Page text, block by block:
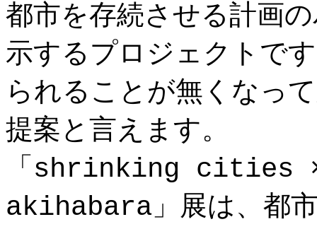
都市を存続させる計画
示するプロジェクトで
られることが無くなっ
提案と言えます。
「shrinking cities
akihabara」展は、都